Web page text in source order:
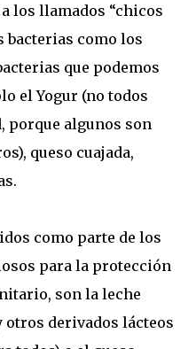
los llamados “chicos
bacterias como los
que podemos
el Yogur (no todos
porque algunos son
queso cuajada,
como parte de los
para la protección
son la leche
otros derivados lácteos